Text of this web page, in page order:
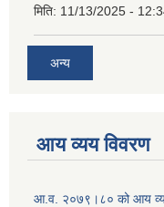
मिति: 11/13/2025 -
अन्य
आय व्यय विवरण
आ.व. २०७९।८० को आय